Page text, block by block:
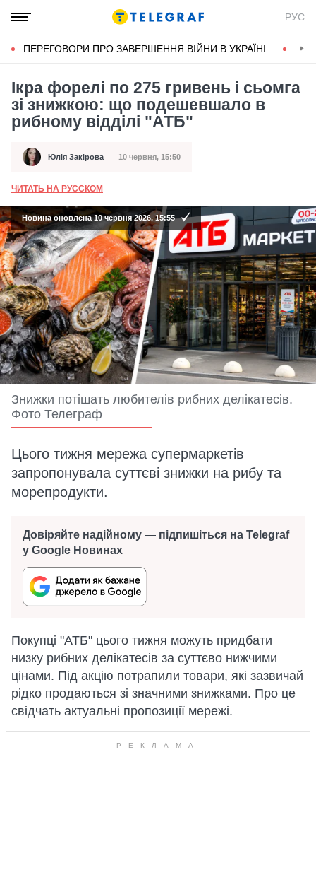
РУС
ПЕРЕГОВОРИ ПРО ЗАВЕРШЕННЯ ВІЙНИ В УКРАЇНІ
Ікра форелі по 275 гривень і сьомга
зі знижкою: що подешевшало в
рибному відділі "АТБ"
Автор Юлія Закірова
Дата публікації 10 червня, 15:50
ЧИТАТЬ НА РУССКОМ
Новина оновлена 10 червня 2026, 15:55
Знижки потішать любителів рибних делікатесів.
Фото Телеграф
Цього тижня мережа супермаркетів
запропонувала суттєві знижки на рибу та
морепродукти.
Довіряйте надійному — підпишіться на Telegraf
у Google Новинах
Покупці "АТБ" цього тижня можуть придбати
низку рибних делікатесів за суттєво нижчими
цінами. Під акцію потрапили товари, які зазвичай
рідко продаються зі значними знижками. Про це
свідчать актуальні пропозиції мережі.